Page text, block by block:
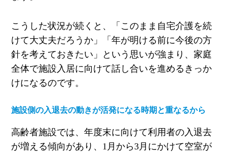
こうした状況が続くと、「このまま自宅介護を続
けて大丈夫だろうか」「年が明ける前に今後の方
針を考えておきたい」という思いが強まり、家庭
全体で施設入居に向けて話し合いを進めるきっか
けになるのです。
施設側の入退去の動きが活発になる時期と重なるから
高齢者施設では、年度末に向けて利用者の入退去
が増える傾向があり、1月から3月にかけて空室が